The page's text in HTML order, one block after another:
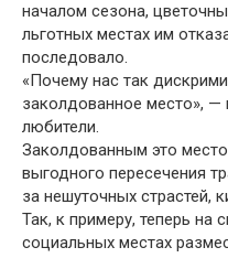
началом сезона,
льготных местах им
последовало.
«Почему нас так
заколдованное место»,
любители.
Заколдованным это
выгодного пересечения
за нешуточных страстей,
Так, к примеру, теперь на
социальных местах